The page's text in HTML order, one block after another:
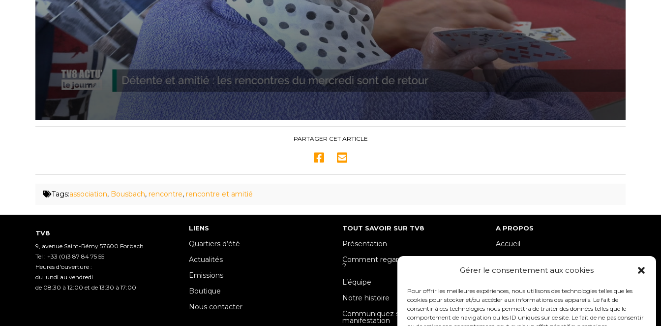
Gérer le consentement aux cookies
Pour offrir les meilleures expériences, nous utilisons des technologies telles que les
cookies pour stocker et/ou accéder aux informations des appareils. Le fait de
consentir à ces technologies nous permettra de traiter des données telles que le
comportement de navigation ou les ID uniques sur ce site. Le fait de ne pas consentir
PARTAGER CET ARTICLE
Tags:association, Bousbach, rencontre, rencontre et amitié
TV8
9, avenue Saint-Rémy 57600 Forbach
Tel : +33 (0)3 87 84 75 55
Heures d'ouverture :
du lundi au vendredi
de 08:30 à 12:00 et de 13:30 à 17:00
LIENS
Quartiers d’été
Actualités
Emissions
Boutique
Nous contacter
TOUT SAVOIR SUR TV8
Présentation
Comment regarder TV8 Moselle-Est
?
L’équipe
Notre histoire
Communiquez sur votre
manifestation
A PROPOS
Accueil
Mentions Légales / Crédits
Politique de cookies (UE)
Politique de confidentialité – RGPD